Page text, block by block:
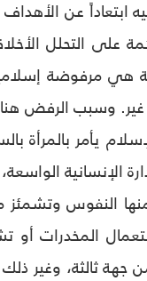
ابتعاداً عن
على التحلل
هي مرفوضة
وسبب الرفض
يأمر بالمرأة
الإنسانية
النفوس وتشمئز
المخدرات أو
ثالثة، وغير ذلك